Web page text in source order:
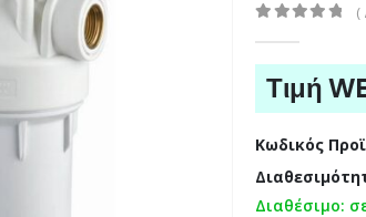
(
Τιμή
Κωδικός
Διαθέσιμο: